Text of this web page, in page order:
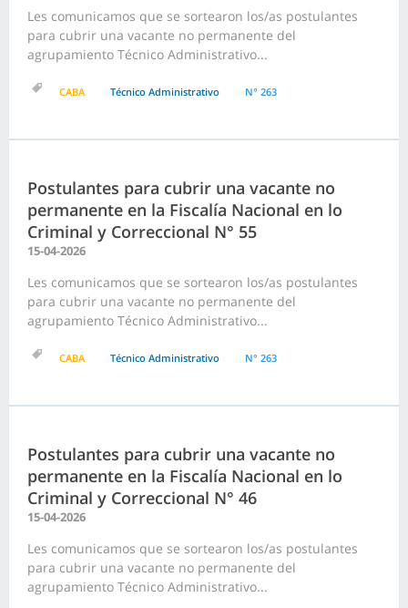
Les comunicamos que se sortearon los/as postulantes
para cubrir una vacante no permanente del
agrupamiento Técnico Administrativo...
CABA Técnico Administrativo N° 263
Postulantes para cubrir una vacante no
permanente en la Fiscalía Nacional en lo
Criminal y Correccional N° 55
15-04-2026
Les comunicamos que se sortearon los/as postulantes
para cubrir una vacante no permanente del
agrupamiento Técnico Administrativo...
CABA Técnico Administrativo N° 263
Postulantes para cubrir una vacante no
permanente en la Fiscalía Nacional en lo
Criminal y Correccional N° 46
15-04-2026
Les comunicamos que se sortearon los/as postulantes
para cubrir una vacante no permanente del
agrupamiento Técnico Administrativo...